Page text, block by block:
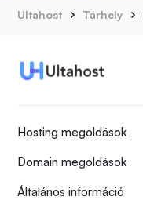
Ultahost Tárhely
Hosting megoldások
Domain megoldások
Általános információ